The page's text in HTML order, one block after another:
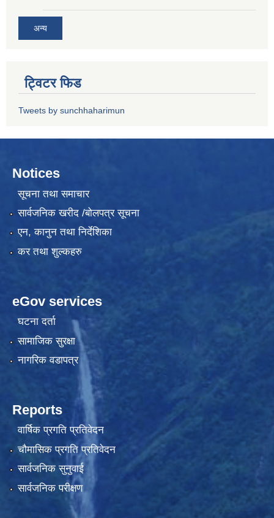
अन्य
ट्विटर फिड
Tweets by sunchhaharimun
Notices
सूचना तथा समाचार
सार्वजनिक खरीद /बोलपत्र सूचना
एन, कानुन तथा निर्देशिका
कर तथा शुल्कहरु
eGov services
घटना दर्ता
सामाजिक सुरक्षा
नागरिक वडापत्र
Reports
वार्षिक प्रगति प्रतिवेदन
चौमासिक प्रगति प्रतिवेदन
सार्वजनिक सुनुवाई
सार्वजनिक परीक्षण